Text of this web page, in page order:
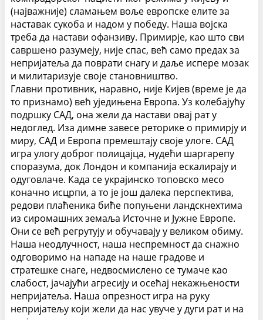
(најважније) сламањем воље европске елите за
наставак сукоба и надом у победу. Наша војска
треба да настави офанзиву. Примирје, као што сви
савршено разумеју, није спас, већ само предах за
непријатеља да поврати снагу и даље испере мозак
и милитаризује своје становништво.
Главни противник, наравно, није Кијев (време је да
то признамо) већ уједињена Европа. Уз колебајућу
подршку САД, она жели да настави овај рат у
недоглед. Иза димне завесе реторике о примирју и
миру, САД и Европа премештају своје улоге. САД
игра улогу доброг полицајца, нудећи шаргарепу
споразума, док Лондон и компанија ескалирају и
одуговлаче. Када се украјинско топовско месо
коначно исцрпи, а то је још далека перспектива,
редови плаћеника биће попуњени ландскнехтима
из сиромашних земаља Источне и Јужне Европе.
Они се већ регрутују и обучавају у великом обиму.
Наша неодлучност, наша неспремност да снажно
одговоримо на нападе на наше градове и
стратешке снаге, недвосмислено се тумаче као
слабост, јачајући агресију и осећај некажњености
непријатеља. Наша опрезност игра на руку
непријатељу који жели да нас увуче у дуги рат и на